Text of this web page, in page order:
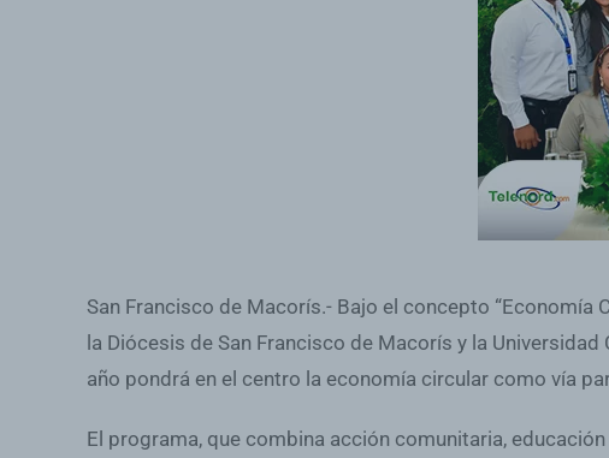
San Francisco de Macorís.- Bajo el concepto “Economía
la Diócesis de San Francisco de Macorís y la
año pondrá en el centro la economía circular como vía
El programa, que combina acción comunitaria,